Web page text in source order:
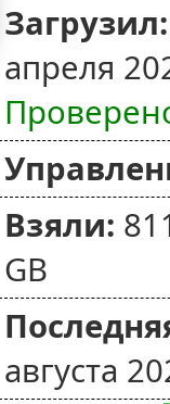
Загрузил:
апреля
Взяли:
GB
августа